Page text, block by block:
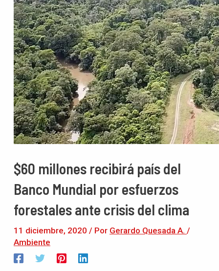
$60 millones recibirá país del
Banco Mundial por esfuerzos
forestales ante crisis del clima
11 diciembre, 2020 / Por Gerardo Quesada A. /
Ambiente